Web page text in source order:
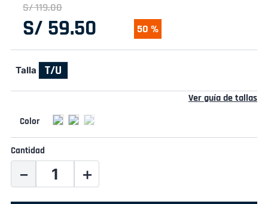
S/119.00
S/ 59.50 50 %
Talla T/U
Ver guía de tallas
Cantidad
＋
－